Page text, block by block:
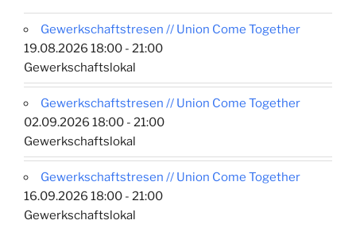
Gewerkschaftstresen // Union Come Together
19.08.2026 18:00 - 21:00
Gewerkschaftslokal
Gewerkschaftstresen // Union Come Together
02.09.2026 18:00 - 21:00
Gewerkschaftslokal
Gewerkschaftstresen // Union Come Together
16.09.2026 18:00 - 21:00
Gewerkschaftslokal